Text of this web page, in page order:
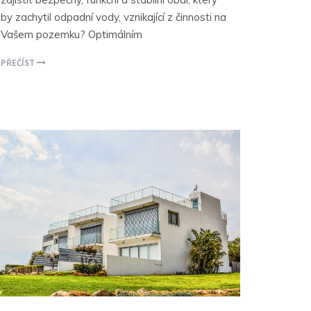
by zachytil odpadní vody, vznikající z činnosti na
Vašem pozemku? Optimálním
PŘEČÍST